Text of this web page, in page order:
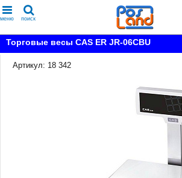
меню поиск
Торговые весы CAS ER JR-06CBU
Артикул: 18 342